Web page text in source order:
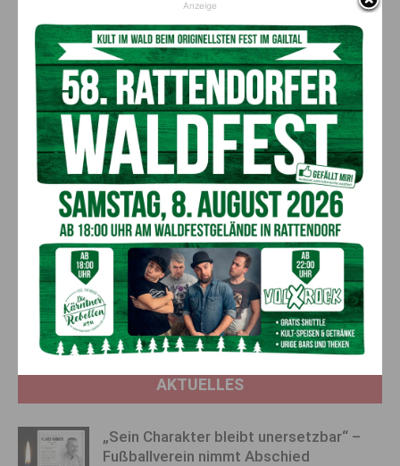
Auch in diesem Jahr wurde erneut ein klares Zeichen für Umweltbewusstsein
gesetzt (c) Marktgemeinde Bad Bleiberg
Vorheriger Artikel
Waldbrandgefahr in Kärnten
und Osttirol: Entspannung ab
nächster Woche möglich
Nächster Artikel
Kärntner Insolvenzstatistik:
Keine Erholung in Sicht – Lage
bleibt angespannt
AKTUELLES
„Sein Charakter bleibt unersetzbar“ –
Fußballverein nimmt Abschied
Anzeige